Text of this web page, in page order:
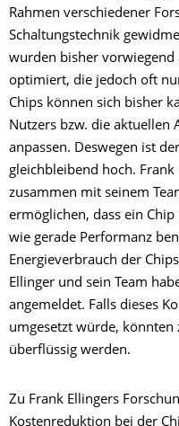
Rahmen verschiedener
Schaltungstechnik
wurden bisher
optimiert, die jedoch oft
Chips können sich bisher
Nutzers bzw. die aktuellen
anpassen. Deswegen ist
gleichbleibend hoch.
zusammen mit seinem
ermöglichen, dass ein
wie gerade Performanz
Energieverbrauch der
Ellinger und sein Team
angemeldet. Falls dieses
umgesetzt würde, könnten
überflüssig werden.
Zu Frank Ellingers
Kostenreduktion bei der